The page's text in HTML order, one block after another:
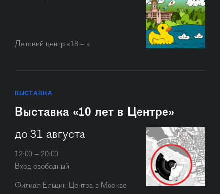
Детский центр «18 – »
ВЫСТАВКА
Выставка «10 лет в Центре»
до 31 августа
12:00 – 20:00
Вход свободный
Филиал Ельцин Центра в Москве